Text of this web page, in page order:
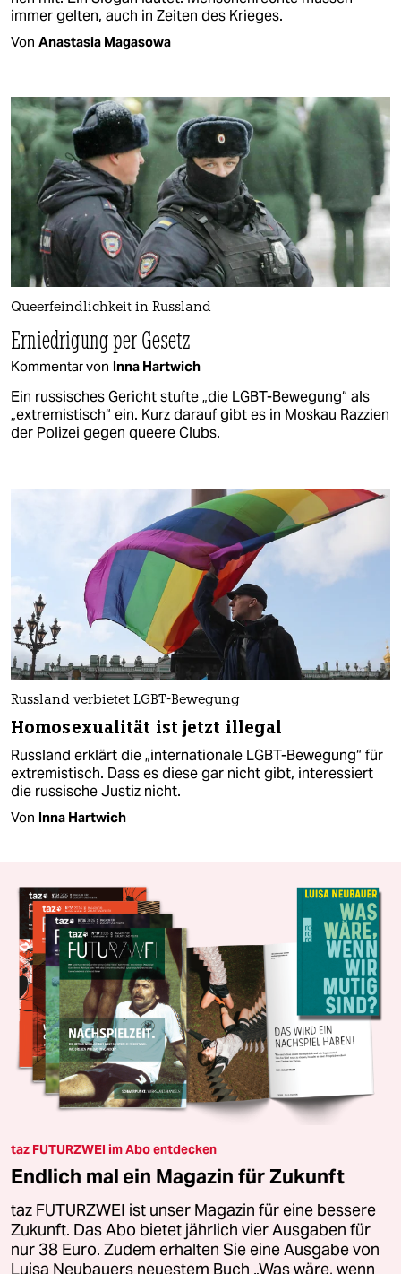
immer gelten, auch in Zeiten des Krieges.
Von Anastasia Magasowa
Queerfeindlichkeit in Russland
Erniedrigung per Gesetz
Kommentar von Inna Hartwich
Ein russisches Gericht stufte „die LGBT-Bewegung“ als
„extremistisch“ ein. Kurz darauf gibt es in Moskau Razzien
der Polizei gegen queere Clubs.
Russland verbietet LGBT-Bewegung
Homosexualität ist jetzt illegal
Russland erklärt die „internationale LGBT-Bewegung“ für
extremistisch. Dass es diese gar nicht gibt, interessiert
die russische Justiz nicht.
Von Inna Hartwich
taz FUTURZWEI im Abo entdecken
Endlich mal ein Magazin für Zukunft
taz FUTURZWEI ist unser Magazin für eine bessere
Zukunft. Das Abo bietet jährlich vier Ausgaben für
nur 38 Euro. Zudem erhalten Sie eine Ausgabe von
Luisa Neubauers neuestem Buch „Was wäre, wenn